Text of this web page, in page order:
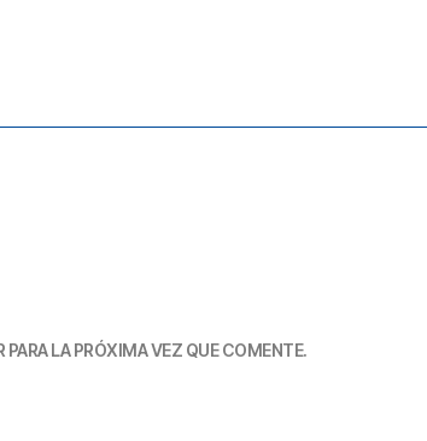
PARA LA PRÓXIMA VEZ QUE COMENTE.